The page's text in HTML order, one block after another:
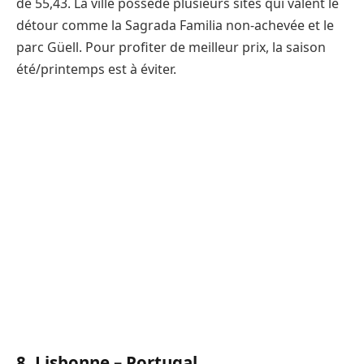
détour comme la Sagrada Familia non-achevée et le
parc Güell. Pour profiter de meilleur prix, la saison
été/printemps est à éviter.